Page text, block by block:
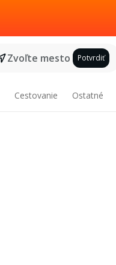
Zvoľte mesto Potvrdiť
Cestovanie Ostatné